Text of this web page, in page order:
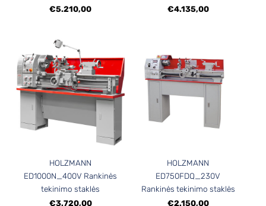
€5.210,00
€4.135,00
HOLZMANN
ED1000N_400V Rankinės
tekinimo staklės
€3.720,00
HOLZMANN
ED750FDQ_230V
Rankinės tekinimo staklės
€2.150,00